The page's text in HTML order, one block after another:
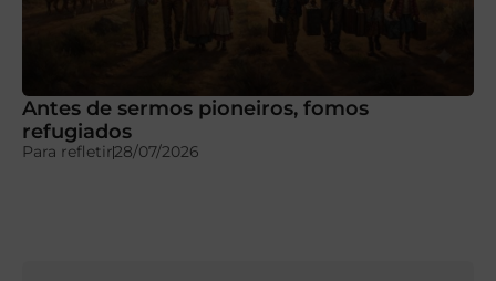
Antes de sermos pioneiros, fomos
refugiados
Para refletir28/07/2026